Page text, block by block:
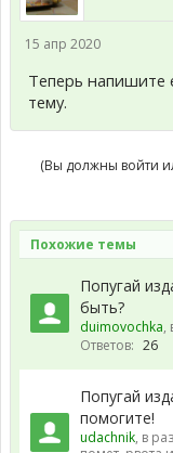
15 апр 2020
Теперь напишите
тему.
(Вы должны войти
Похожие темы
Попугай
быть?
duimovochka,
Ответов: 26
Попугай
помогите!
udachnik, в